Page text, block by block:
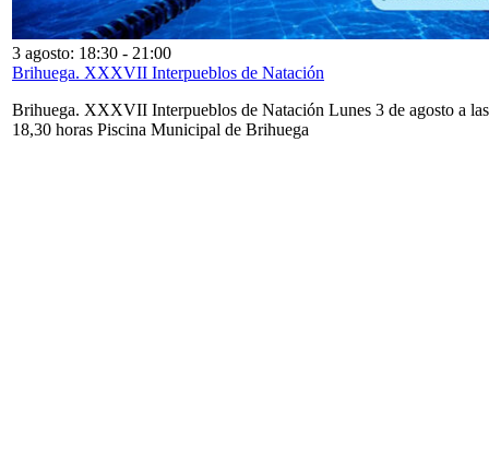
3 agosto: 18:30 - 21:00
Brihuega. XXXVII Interpueblos de Natación
Brihuega. XXXVII Interpueblos de Natación Lunes 3 de agosto a las
18,30 horas Piscina Municipal de Brihuega